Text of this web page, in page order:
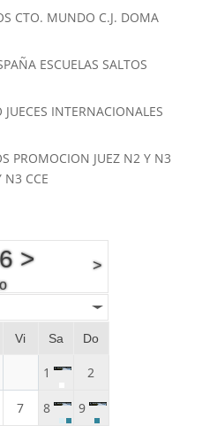
CTO. MUNDO C.J. DOMA
ESCUELAS SALTOS
INTERNACIONALES
PROMOCION JUEZ N2 Y N3
N3 CCE
> >
Vi Sa Do
1 2
7 8 9